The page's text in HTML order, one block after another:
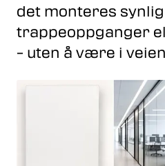
det monteres synlig
trappeoppganger
– uten å være i
Nyheter
Om oss